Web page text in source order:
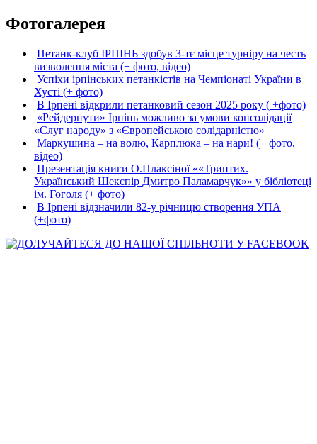
Фотогалерея
Петанк-клуб ІРПІНЬ здобув 3-тє місце турніру на честь
визволення міста (+ фото, відео)
Успіхи ірпінських петанкістів на Чемпіонаті України в
Хусті (+ фото)
В Ірпені відкрили петанковий сезон 2025 року ( +фото)
«Рейдернути» Ірпінь можливо за умови консолідації
«Слуг народу» з «Європейською солідарністю»
Маркушина – на волю, Карплюка – на нари! (+ фото,
відео)
Презентація книги О.Плаксіної ««Триптих.
Український Шекспір Дмитро Паламарчук»» у бібліотеці
ім. Гоголя (+ фото)
В Ірпені відзначили 82-у річницю створення УПА
(+фото)